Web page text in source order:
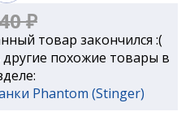
₽
товар закончился :(
похожие товары в
Phantom (Stinger)